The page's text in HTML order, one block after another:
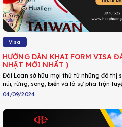
Visa
HƯỚNG DẪN KHAI FORM VISA
NHẬT MỚI NHẤT )
Đài Loan sở hữu mọi thứ từ những đô thị
núi, rừng, sông, biển và là sự pha trộn
thực trên toàn thế giới. Chính vì sự hấp
Loan. Bài viết hôm nay sẽ hướng dẫn
04/09/2024